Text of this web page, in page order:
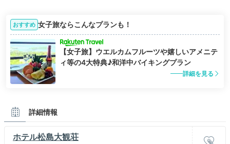
おすすめ 女子旅ならこんなプランも！
【女子旅】ウエルカムフルーツや嬉しいアメニテ
ィ等の4大特典♪和洋中バイキングプラン
詳細を見る
詳細情報
ホテル松島大観荘